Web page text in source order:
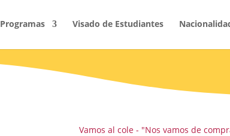
Programas Visado de Estudiantes
Vamos al cole - "Nos vamos de